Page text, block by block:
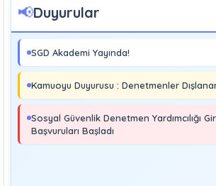
Boray UĞRAŞ
Soma ve Ermenek’te Meydana Gelen
Endüstriyel Kaza Sayılmakta Mıdır?
Sosyal Güvenlik Denetmeni
Kayıt Dışı İstihdamla Mücadeleye
📢Duyurular
SGD Akademi Yayında!
Kamuoyu Duyurusu : Denetmenler
Sosyal Güvenlik Denetmen Yardımcılığı
Başvuruları Başladı